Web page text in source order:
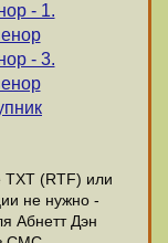
- 1.
- 3.
ТХТ (RTF) или
не нужно -
Абнетт Дэн